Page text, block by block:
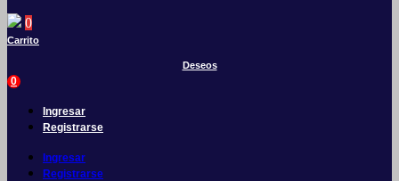
0
Carrito
Deseos
0
Ingresar
Registrarse
Ingresar
Registrarse